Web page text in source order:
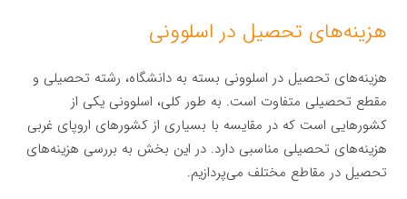
هزینه‌های تحصیل در اسلوونی
هزینه‌های تحصیل در اسلوونی بسته به دانشگاه، رشته تحصیلی و
مقطع تحصیلی متفاوت است. به طور کلی، اسلوونی یکی از
کشورهایی است که در مقایسه با بسیاری از کشورهای اروپای غربی
هزینه‌های تحصیلی مناسبی دارد. در این بخش به بررسی هزینه‌های
تحصیل در مقاطع مختلف می‌پردازیم.